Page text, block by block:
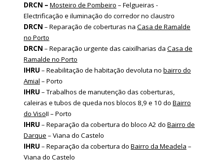
DRCN – Mosteiro de Pombeiro – Felgueiras -
Electrificação e iluminação do corredor no claustro
DRCN – Reparação de coberturas na Casa de Ramalde
no Porto
DRCN – Reparação urgente das caixilharias da Casa de
Ramalde no Porto
IHRU – Reabilitação de habitação devoluta no bairro do
Amial – Porto
IHRU – Trabalhos de manutenção das coberturas,
caleiras e tubos de queda nos blocos 8,9 e 10 do Bairro
do VisoII – Porto
IHRU – Reparação da cobertura do bloco A2 do Bairro de
Darque – Viana do Castelo
IHRU – Reparação da cobertura do Bairro da Meadela –
Viana do Castelo